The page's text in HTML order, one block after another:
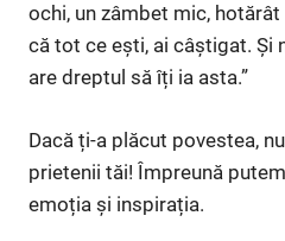
ochi, un zâmbet mic,
că tot ce ești, ai câștigat. Și
are dreptul să îți ia asta.”
Dacă ți-a plăcut povestea,
prietenii tăi! Împreună
emoția și inspirația.